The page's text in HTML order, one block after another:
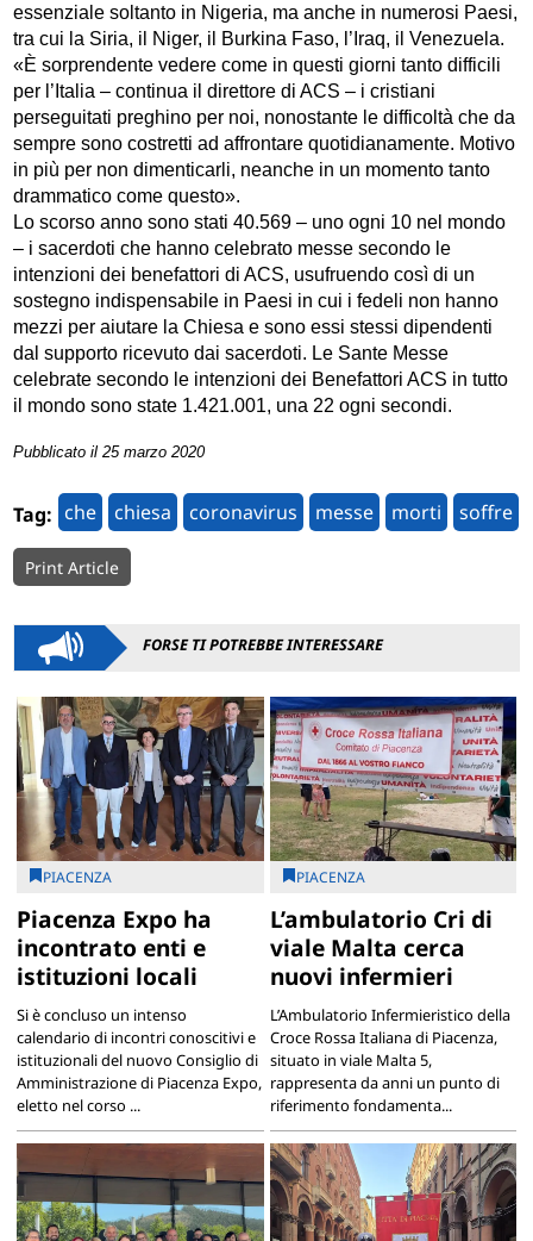
essenziale soltanto in Nigeria, ma anche in numerosi Paesi,
tra cui la Siria, il Niger, il Burkina Faso, l’Iraq, il Venezuela.
«È sorprendente vedere come in questi giorni tanto difficili
per l’Italia – continua il direttore di ACS – i cristiani
perseguitati preghino per noi, nonostante le difficoltà che da
sempre sono costretti ad affrontare quotidianamente. Motivo
in più per non dimenticarli, neanche in un momento tanto
drammatico come questo».
Lo scorso anno sono stati 40.569 – uno ogni 10 nel mondo
– i sacerdoti che hanno celebrato messe secondo le
intenzioni dei benefattori di ACS, usufruendo così di un
sostegno indispensabile in Paesi in cui i fedeli non hanno
mezzi per aiutare la Chiesa e sono essi stessi dipendenti
dal supporto ricevuto dai sacerdoti. Le Sante Messe
celebrate secondo le intenzioni dei Benefattori ACS in tutto
il mondo sono state 1.421.001, una 22 ogni secondi.
Pubblicato il 25 marzo 2020
Tag: che chiesa coronavirus messe morti soffre
Print Article
FORSE TI POTREBBE INTERESSARE
PIACENZA
Piacenza Expo ha
incontrato enti e
istituzioni locali
Si è concluso un intenso
calendario di incontri conoscitivi e
istituzionali del nuovo Consiglio di
Amministrazione di Piacenza Expo,
eletto nel corso ...
PIACENZA
L’ambulatorio Cri di
viale Malta cerca
nuovi infermieri
L’Ambulatorio Infermieristico della
Croce Rossa Italiana di Piacenza,
situato in viale Malta 5,
rappresenta da anni un punto di
riferimento fondamenta...